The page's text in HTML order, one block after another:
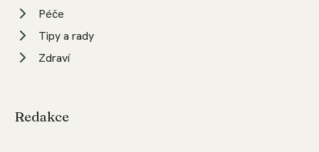
Péče
Tipy a rady
Zdraví
Redakce